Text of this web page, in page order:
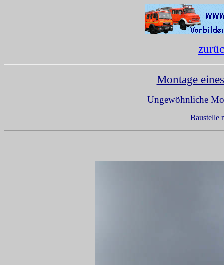
Montage
Ungewöhnliche
Baustelle